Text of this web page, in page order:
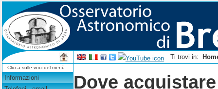
Ti trovi in:
Clicca sulle voci del menù
Informazioni
Dove